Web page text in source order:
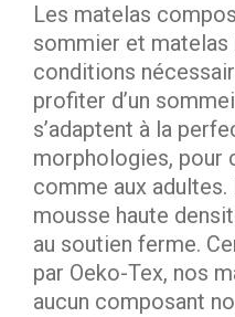
Les matelas
sommier et
conditions
profiter d’un
s’adaptent à la
morphologies, pour
comme aux
mousse haute
au soutien ferme.
par Oeko-Tex, nos
aucun composant